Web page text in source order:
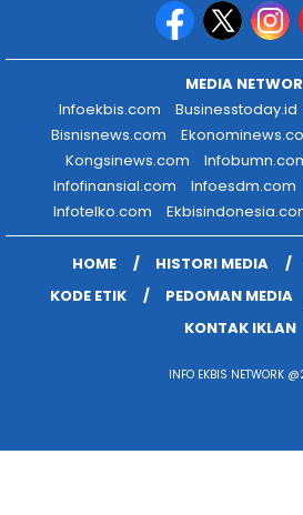
MEDIA
Infoekbis.com
Businesstoday.id
Bisnisnews.com
Kongsinews.com
Infofinansial.com
Infoesdm.com
Infotelko.com
HOME HISTORI MEDIA
KODE ETIK
PEDOMAN MEDIA
KONTAK IKLAN
INFO EKBIS NETWORK